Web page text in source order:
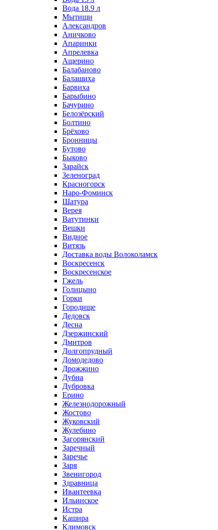
Вода 18.9 л
Мытищи
Александров
Аничково
Апаринки
Апрелевка
Ащерино
Балабаново
Балашиха
Барвиха
Барыбино
Бачурино
Белозёрский
Болтино
Брёхово
Бронницы
Бутово
Быково
Зарайск
Зеленоград
Красногорск
Наро-Фоминск
Шатура
Верея
Ватутинки
Вешки
Видное
Витязь
Доставка воды Волоколамск
Воскресенск
Воскресенское
Гжель
Голицыно
Горки
Городище
Дедовск
Десна
Дзержинский
Дмитров
Долгопрудный
Домодедово
Дрожжино
Дубна
Дубровка
Ерино
Железнодорожный
Жостово
Жуковский
Жулебино
Загорянский
Заречный
Заречье
Заря
Звенигород
Здравница
Ивантеевка
Ильинское
Истра
Кашира
Климовск